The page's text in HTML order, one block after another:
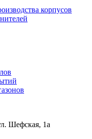
корпусов
Шефская, 1а